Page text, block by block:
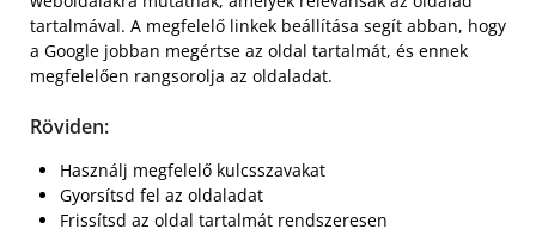
tartalmával. A megfelelő linkek beállítása segít abban, hogy
a Google jobban megértse az oldal tartalmát, és ennek
megfelelően rangsorolja az oldaladat.
Röviden:
Használj megfelelő kulcsszavakat
Gyorsítsd fel az oldaladat
Frissítsd az oldal tartalmát rendszeresen